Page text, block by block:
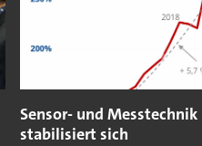
Sensor- und Messtechnik
stabilisiert sich